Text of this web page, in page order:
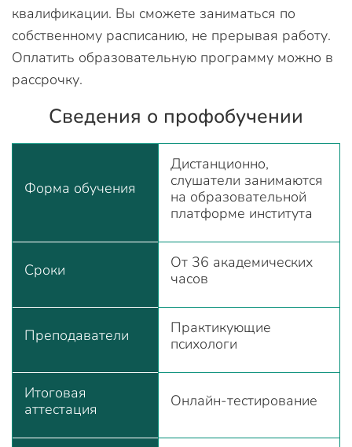
квалификации. Вы сможете заниматься по
собственному расписанию, не прерывая работу.
Оплатить образовательную программу можно в
рассрочку.
Сведения о профобучении
Форма обучения
Дистанционно,
слушатели занимаются
на образовательной
платформе института
Сроки
От 36 академических
часов
Преподаватели
Практикующие
психологи
Итоговая
аттестация
Онлайн-тестирование